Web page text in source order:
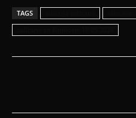
TAGS